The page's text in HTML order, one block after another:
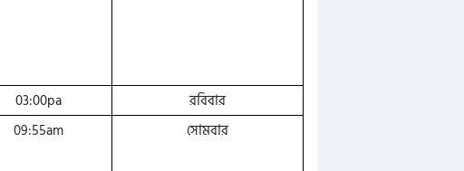
03:00pa
রবিবার
09:55am সোমবার